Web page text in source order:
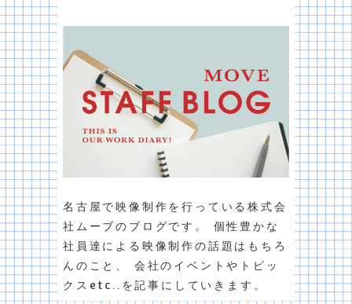
名古屋で映像制作を行っている株式会
社ムーブのブログです。 個性豊かな
社員達による映像制作の話題はもちろ
んのこと、 会社のイベントやトピッ
クスetc..を記事にしていきます。